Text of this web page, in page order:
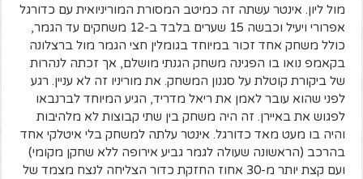
מול ליון. אינטר עשתה זה כמיטב המסורת המוריניואית עם כדורגל
אפרורי ויעיל וכבשה 15 שערים בלבד ב-12 משחקים עד הגמר,
כולל משחק אחד זכור במיוחד בגומלין חצי הגמר מול ברצלונה
בקאמפ נואו בו הפגינה משחק הגנתי מושלם, אך זכתה לנהרות
של ביקורת קוטלת על סגנון המשחק. את מוריניו זה לא עניין. רגע
לפני שהוא עובר לאמן את ריאל מדריד, הגיע המיוחד לברנבאו
לפגוש את באיירן. זה היה משחק בין שתי קבוצות לא מלהיבות
והיה בו מעט מאד כדורגל. אינטר עלתה למשחק בלי איטלקי אחד
בהרכב (הראשונה שעולה לגמר גביע אירופה ללא שחקן מקומי)
ועם קצת יותר מ-30 אחוז החזקת כדור הצליחה לנצח מצמד של